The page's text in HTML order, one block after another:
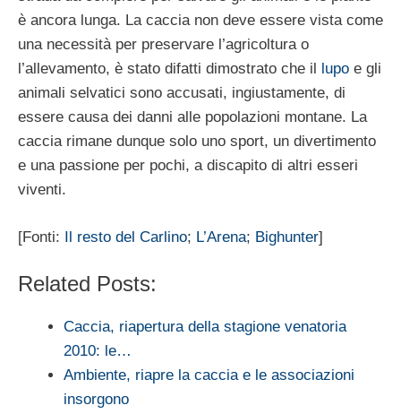
è ancora lunga. La caccia non deve essere vista come
una necessità per preservare l’agricoltura o
l’allevamento, è stato difatti dimostrato che il
lupo e gli
animali selvatici sono accusati, ingiustamente, di
essere causa dei danni alle popolazioni montane. La
caccia rimane dunque solo uno sport, un divertimento
e una passione per pochi, a discapito di altri esseri
viventi.
[Fonti: Il resto del Carlino; L’Arena; Bighunter]
Related Posts:
Caccia, riapertura della stagione venatoria
2010: le…
Ambiente, riapre la caccia e le associazioni
insorgono